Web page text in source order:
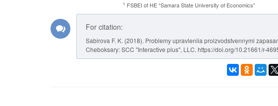
1 FSBEI of HE “Samara State University of Economics”
For citation:
Sabirova F. K. (2018). Problemy upravleniia proizvodstvennymi
Cheboksary: SCC "Interactive plus", LLC. https://doi.org/10.21661/r-